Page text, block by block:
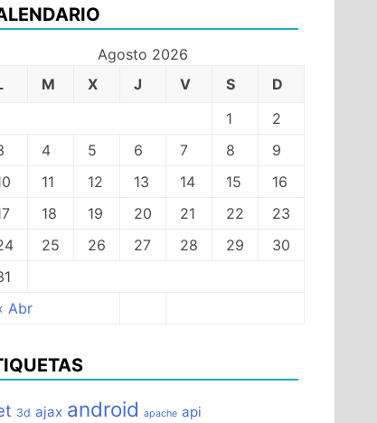
Agosto 2026
M X J V S D
Abr
1
2
4 5 6 7 8
9
11 12 13 14 15
16
18 19 20 21 22
23
25 26 27 28 29
30
3d ajax android apache api